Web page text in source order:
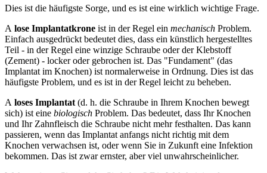
Dies ist die häufigste Sorge, und es ist eine wirklich wichtige Frage.
A lose Implantatkrone ist in der Regel ein mechanisch Problem.
Einfach ausgedrückt bedeutet dies, dass ein künstlich hergestelltes
Teil - in der Regel eine winzige Schraube oder der Klebstoff
(Zement) - locker oder gebrochen ist. Das "Fundament" (das
Implantat im Knochen) ist normalerweise in Ordnung. Dies ist das
häufigste Problem, und es ist in der Regel leicht zu beheben.
A loses Implantat (d. h. die Schraube in Ihrem Knochen bewegt
sich) ist eine biologisch Problem. Das bedeutet, dass Ihr Knochen
und Ihr Zahnfleisch die Schraube nicht mehr festhalten. Das kann
passieren, wenn das Implantat anfangs nicht richtig mit dem
Knochen verwachsen ist, oder wenn Sie in Zukunft eine Infektion
bekommen. Das ist zwar ernster, aber viel unwahrscheinlicher.